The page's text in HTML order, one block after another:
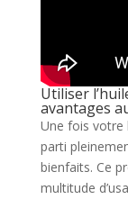
Utiliser
avantages
Une fois votre
parti
bienfaits. Ce
multitude